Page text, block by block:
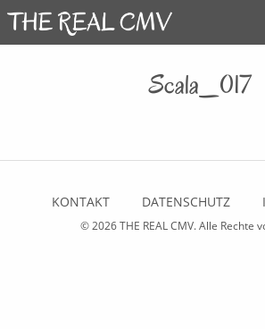
Scala_017
KONTAKT DATENSCHUTZ
© 2026THE REAL CMV. Alle Rechte